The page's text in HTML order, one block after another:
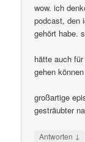
wow. ich
podcast, den
gehört habe.
hätte auch
gehen können
großartige
gesträubter
Antworten ↓